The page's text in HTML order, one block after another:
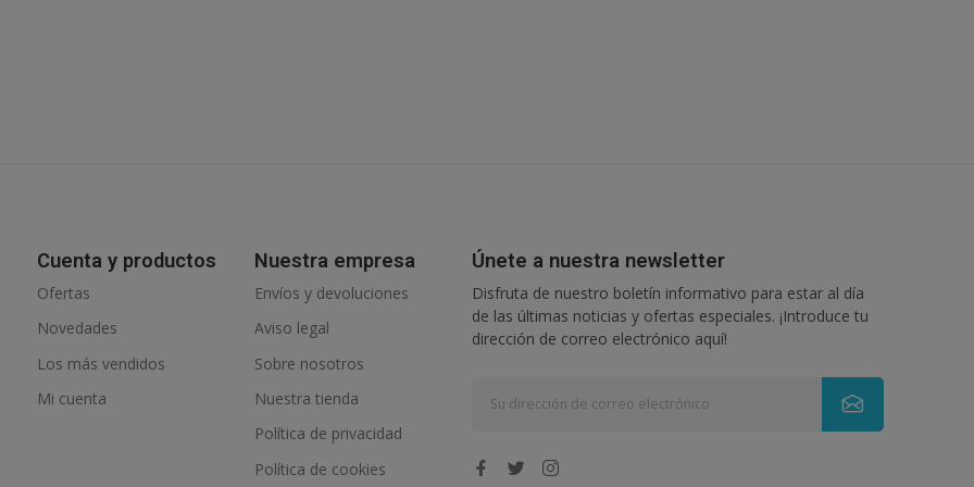
Cuenta y productos
Ofertas
Novedades
Los más vendidos
Mi cuenta
Nuestra empresa
Envíos y devoluciones
Aviso legal
Sobre nosotros
Nuestra tienda
Política de privacidad
Política de cookies
Únete a nuestra newsletter
Disfruta de nuestro boletín informativo para estar al día
de las últimas noticias y ofertas especiales. ¡Introduce tu
dirección de correo electrónico aquí!